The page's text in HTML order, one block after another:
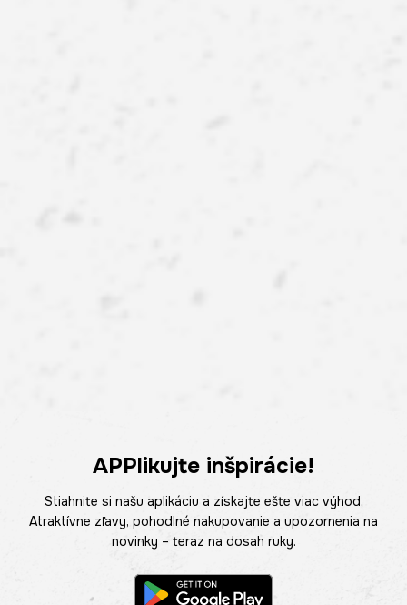
APPlikujte inšpirácie!
Stiahnite si našu aplikáciu a získajte ešte viac výhod.
Atraktívne zľavy, pohodlné nakupovanie a upozornenia na
novinky – teraz na dosah ruky.